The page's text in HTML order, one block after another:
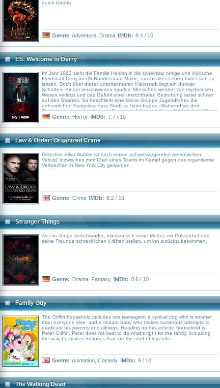
durch Untote
Genre: Adventure Drama IMDb: 9.4 / 10
ES: Welcome to Derry
Im Jahr 1962 zieht die Familie Hanlon in die scheinbar ruhige und idyllische
Kleinstadt Derry im US-Bundesstaat Maine, um ihr altes Leben hinter sich zu
lassen. Doch über dieser unscheinbaren Kleinstadt liegt ein dunkler
Schatten. Kinder verschwinden spurlos, Menschen werden von mysteriösen
Wesen verletzt und das Gefühl einer unsichtbaren Bedrohung lastet schwer
auf den Straßen. So beschließt eine kleine Gruppe Jugendlicher, die
unheimlichen Ereignisse ihrer Stadt zu hinterfragen. Während sie den
Geheimnissen nachgehen, stoßen sie auf die erschütternde Wahrheit: Alle
27 Jahre erwacht in Derry ein uraltes, bösartiges Wesen, das sich vom
einen Strudel aus dunklen Wahrheiten hineingezogen, bis die unheimliche
Bedrohung Gestalt annimmt. Im Zentrum dieser Gefahr steht ein unheimlicher
Clown, dessen teuflisches Grinsen bald zu ihrem schlimmsten Albtraum wird:
Pennywise (Bill Skarsgård). Prequel-Serie zu "ES" und "ES: Kapitel 2"
Genre: Horror IMDb: 7.7 / 10
Law & Order: Organized Crime
Detective Elliot Stabler ist nach einem „schwerwiegenden persönlichen
Verlust“ inzwischen zum Chef eines Teams im Kampf gegen das organisierte
Verbrechen in New York City geworden.
Genre: Crime IMDb: 8.2 / 10
Stranger Things
Als ein Junge verschwindet, müssen sich seine Mutter, ein Polizeichef und
seine Freunde schrecklichen Kräften stellen, um ihn zurückzubekommen.
Genre: Drama Fantasy IMDb: 8.6 / 10
Family Guy
The Griffin household includes two teenagers, a cynical dog who is smarter
than everyone else, and a mutant baby who makes numerous attempts to
eradicate his parents and siblings. Heading up this eclectic household is
Peter Griffin. Peter does his best to do what's right for the family, but along
the way, he makes mistakes that are the stuff of legends.
Genre: Animation Comedy IMDb: 9 / 10
The Walking Dead